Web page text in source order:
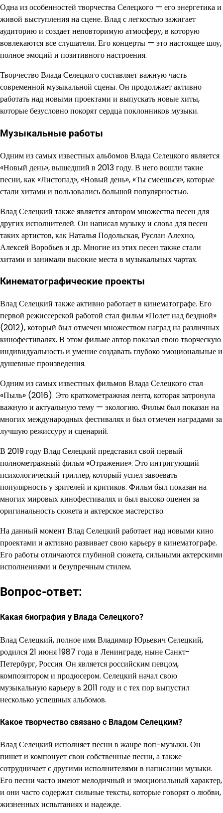
Одна из особенностей творчества Селецкого — его энергетика и
живой выступления на сцене. Влад с легкостью зажигает
аудиторию и создает неповторимую атмосферу, в которую
вовлекаются все слушатели. Его концерты — это настоящее шоу,
полное эмоций и позитивного настроения.
Творчество Влада Селецкого составляет важную часть
современной музыкальной сцены. Он продолжает активно
работать над новыми проектами и выпускать новые хиты,
которые безусловно покорят сердца поклонников музыки.
Музыкальные работы
Одним из самых известных альбомов Влада Селецкого является
«Новый день», вышедший в 2013 году. В него вошли такие
песни, как «Листопад», «Новый день», «Ты смеешься», которые
стали хитами и пользовались большой популярностью.
Влад Селецкий также является автором множества песен для
других исполнителей. Он написал музыку и слова для песен
таких артистов, как Наталья Подольская, Руслан Алехно,
Алексей Воробьев и др. Многие из этих песен также стали
хитами и занимали высокие места в музыкальных чартах.
Кинематографические проекты
Влад Селецкий также активно работает в кинематографе. Его
первой режиссерской работой стал фильм «Полет над бездной»
(2012), который был отмечен множеством наград на различных
кинофестивалях. В этом фильме автор показал свою творческую
индивидуальность и умение создавать глубоко эмоциональные и
душевные произведения.
Одним из самых известных фильмов Влада Селецкого стал
«Пыль» (2016). Это краткометражная лента, которая затронула
важную и актуальную тему — экологию. Фильм был показан на
многих международных фестивалях и был отмечен наградами за
лучшую режиссуру и сценарий.
В 2019 году Влад Селецкий представил свой первый
полнометражный фильм «Отражение». Это интригующий
психологический триллер, который успел завоевать
популярность у зрителей и критиков. Фильм был показан на
многих мировых кинофестивалях и был высоко оценен за
оригинальность сюжета и актерское мастерство.
На данный момент Влад Селецкий работает над новыми кино
проектами и активно развивает свою карьеру в кинематографе.
Его работы отличаются глубиной сюжета, сильными актерскими
исполнениями и безупречным стилем.
Вопрос-ответ:
Какая биография у Влада Селецкого?
Влад Селецкий, полное имя Владимир Юрьевич Селецкий,
родился 21 июня 1987 года в Ленинграде, ныне Санкт-
Петербург, Россия. Он является российским певцом,
композитором и продюсером. Селецкий начал свою
музыкальную карьеру в 2011 году и с тех пор выпустил
несколько успешных альбомов.
Какое творчество связано с Владом Селецким?
Влад Селецкий исполняет песни в жанре поп-музыки. Он
пишет и компонует свои собственные песни, а также
сотрудничает с другими исполнителями в написании музыки.
Его песни часто имеют мелодичный и эмоциональный характер,
и они часто содержат сильные тексты, которые говорят о любви,
жизненных испытаниях и надежде.